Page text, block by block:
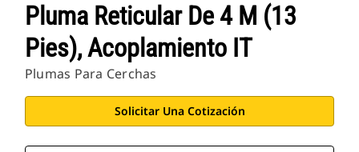
Pluma Reticular De 4 M (13
Pies), Acoplamiento IT
Plumas Para Cerchas
Solicitar Una Cotización